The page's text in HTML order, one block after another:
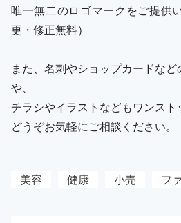
唯一無二のロゴマークをご提供
更・修正無料）
また、名刺やショップカードな
や、
チラシやイラストなどもワンスト
どうぞお気軽にご相談ください。
美容 健康 小売 フ